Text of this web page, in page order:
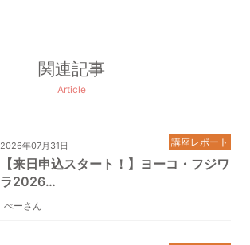
関連記事
Article
2026年07月31日
【来日申込スタート！】ヨーコ・フジワ
ラ2026…
べーさん
講座レポート